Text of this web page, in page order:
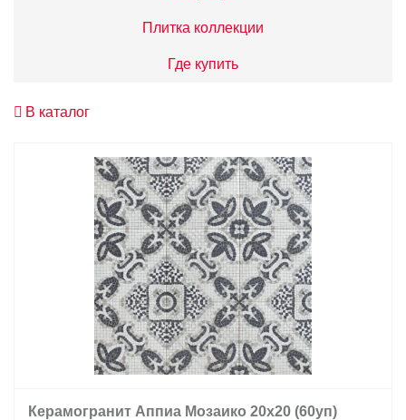
Адреса салонов
+7 (495) 532-06-30 internet@kdv.ru
Заказать звонок
Плитка коллекции
Где купить
В каталог
Керамогранит Аппиа Мозаико 20х20 (60уп)